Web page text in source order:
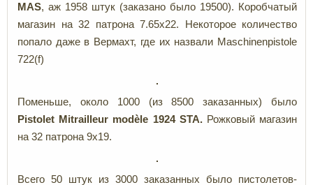
MAS, аж 1958 штук (заказано было 19500). Коробчатый
магазин на 32 патрона 7.65x22. Некоторое количество
попало даже в Вермахт, где их назвали Maschinenpistole
722(f)
Поменьше, около 1000 (из 8500 заказанных) было
Pistolet Mitrailleur modèle 1924 STA. Рожковый магазин
на 32 патрона 9x19.
Всего 50 штук из 3000 заказанных было пистолетов-